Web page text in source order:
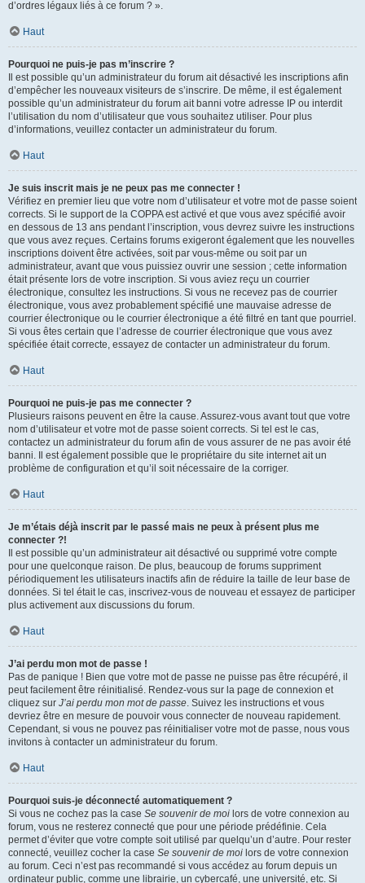
d’ordres légaux liés à ce forum ? ».
Haut
Pourquoi ne puis-je pas m’inscrire ?
Il est possible qu’un administrateur du forum ait désactivé les inscriptions afin
d’empêcher les nouveaux visiteurs de s’inscrire. De même, il est également
possible qu’un administrateur du forum ait banni votre adresse IP ou interdit
l’utilisation du nom d’utilisateur que vous souhaitez utiliser. Pour plus
d’informations, veuillez contacter un administrateur du forum.
Haut
Je suis inscrit mais je ne peux pas me connecter !
Vérifiez en premier lieu que votre nom d’utilisateur et votre mot de passe soient
corrects. Si le support de la COPPA est activé et que vous avez spécifié avoir
en dessous de 13 ans pendant l’inscription, vous devrez suivre les instructions
que vous avez reçues. Certains forums exigeront également que les nouvelles
inscriptions doivent être activées, soit par vous-même ou soit par un
administrateur, avant que vous puissiez ouvrir une session ; cette information
était présente lors de votre inscription. Si vous aviez reçu un courrier
électronique, consultez les instructions. Si vous ne recevez pas de courrier
électronique, vous avez probablement spécifié une mauvaise adresse de
courrier électronique ou le courrier électronique a été filtré en tant que pourriel.
Si vous êtes certain que l’adresse de courrier électronique que vous avez
spécifiée était correcte, essayez de contacter un administrateur du forum.
Haut
Pourquoi ne puis-je pas me connecter ?
Plusieurs raisons peuvent en être la cause. Assurez-vous avant tout que votre
nom d’utilisateur et votre mot de passe soient corrects. Si tel est le cas,
contactez un administrateur du forum afin de vous assurer de ne pas avoir été
banni. Il est également possible que le propriétaire du site internet ait un
problème de configuration et qu’il soit nécessaire de la corriger.
Haut
Je m’étais déjà inscrit par le passé mais ne peux à présent plus me
connecter ?!
Il est possible qu’un administrateur ait désactivé ou supprimé votre compte
pour une quelconque raison. De plus, beaucoup de forums suppriment
périodiquement les utilisateurs inactifs afin de réduire la taille de leur base de
données. Si tel était le cas, inscrivez-vous de nouveau et essayez de participer
plus activement aux discussions du forum.
Haut
J’ai perdu mon mot de passe !
Pas de panique ! Bien que votre mot de passe ne puisse pas être récupéré, il
peut facilement être réinitialisé. Rendez-vous sur la page de connexion et
cliquez sur J’ai perdu mon mot de passe. Suivez les instructions et vous
devriez être en mesure de pouvoir vous connecter de nouveau rapidement.
Cependant, si vous ne pouvez pas réinitialiser votre mot de passe, nous vous
invitons à contacter un administrateur du forum.
Haut
Pourquoi suis-je déconnecté automatiquement ?
Si vous ne cochez pas la case Se souvenir de moi lors de votre connexion au
forum, vous ne resterez connecté que pour une période prédéfinie. Cela
permet d’éviter que votre compte soit utilisé par quelqu’un d’autre. Pour rester
connecté, veuillez cocher la case Se souvenir de moi lors de votre connexion
au forum. Ceci n’est pas recommandé si vous accédez au forum depuis un
ordinateur public, comme une librairie, un cybercafé, une université, etc. Si